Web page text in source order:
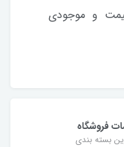
و موجودی
فروشگاه
بسته بندی